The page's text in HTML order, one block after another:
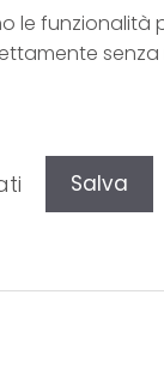
le funzionalità
Salva